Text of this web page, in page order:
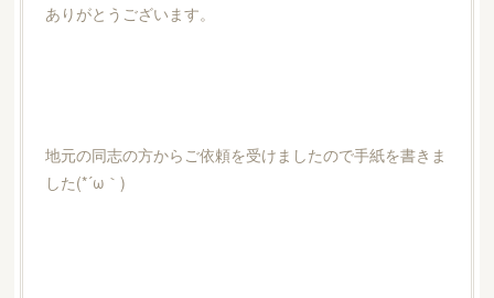
ありがとうございます。
地元の同志の方からご依頼を受けましたので手紙を書きま
した(*´ω｀)